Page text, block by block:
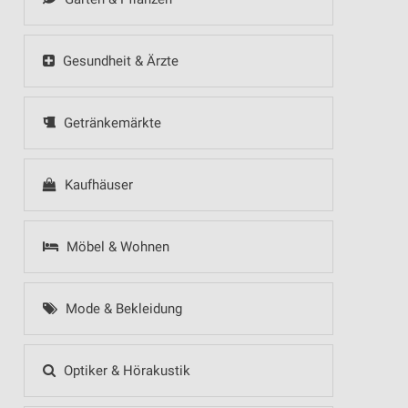
Gesundheit & Ärzte
Getränkemärkte
Kaufhäuser
Möbel & Wohnen
Mode & Bekleidung
Optiker & Hörakustik